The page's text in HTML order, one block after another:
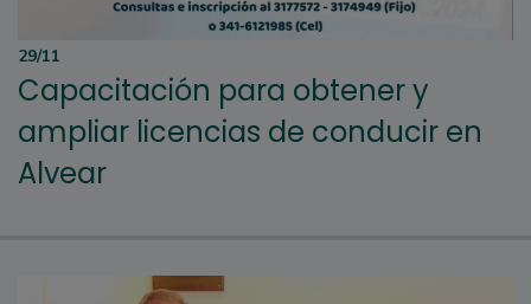
29/11
Capacitación para obtener y
ampliar licencias de conducir en
Alvear